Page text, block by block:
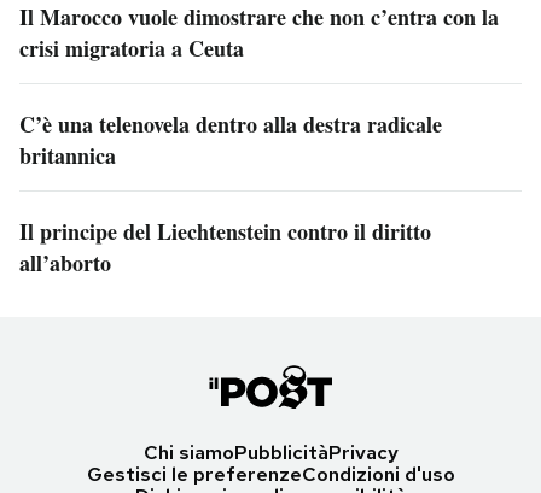
Il Marocco vuole dimostrare che non c’entra con la
crisi migratoria a Ceuta
C’è una telenovela dentro alla destra radicale
britannica
Il principe del Liechtenstein contro il diritto
all’aborto
Chi siamoPubblicitàPrivacy
Gestisci le preferenzeCondizioni d'uso